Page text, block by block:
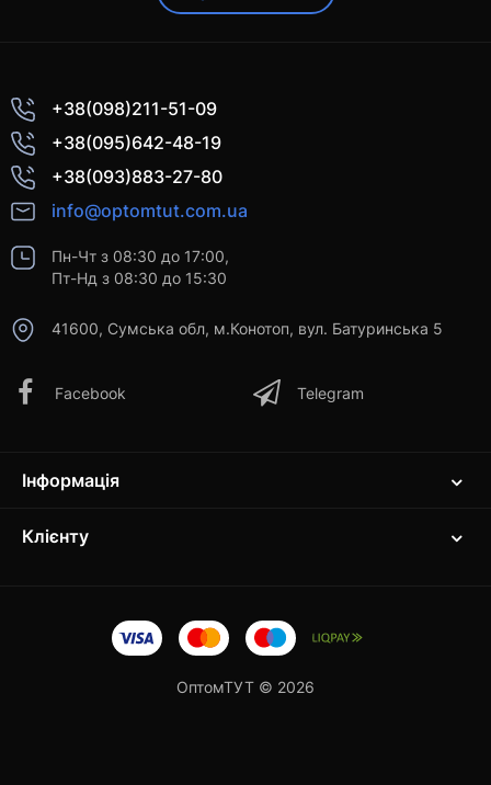
+38(098)211-51-09
+38(095)642-48-19
+38(093)883-27-80
info@optomtut.com.ua
Пн-Чт з 08:30 до 17:00,
Пт-Нд з 08:30 до 15:30
41600, Сумська обл, м.Конотоп, вул. Батуринська 5
Facebook Telegram
Інформація
Клієнту
ОптомТУТ © 2026